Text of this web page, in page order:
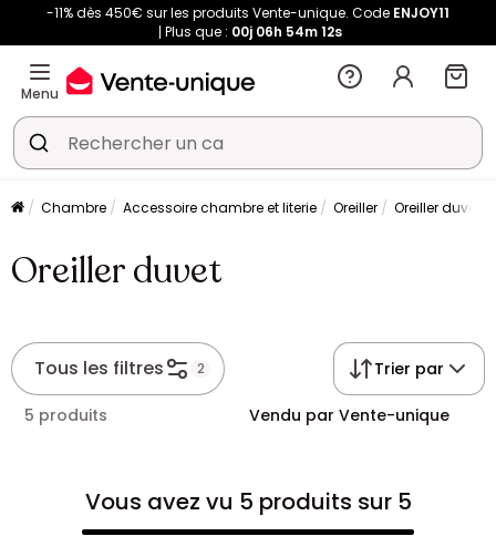
-11% dès 450€ sur les produits Vente-unique. Code ENJOY11
Plus que : 00j 06h 54m 10s
Menu
Chambre Accessoire chambre et literie Oreiller Oreiller duvet
Oreiller duvet
Tous les filtres 2 Trier par
5 produits Vendu par Vente-unique
Vous avez vu 5 produits sur 5